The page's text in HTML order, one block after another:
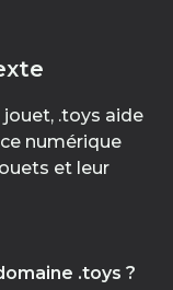
.toys aide
numérique
et leur
.toys ?